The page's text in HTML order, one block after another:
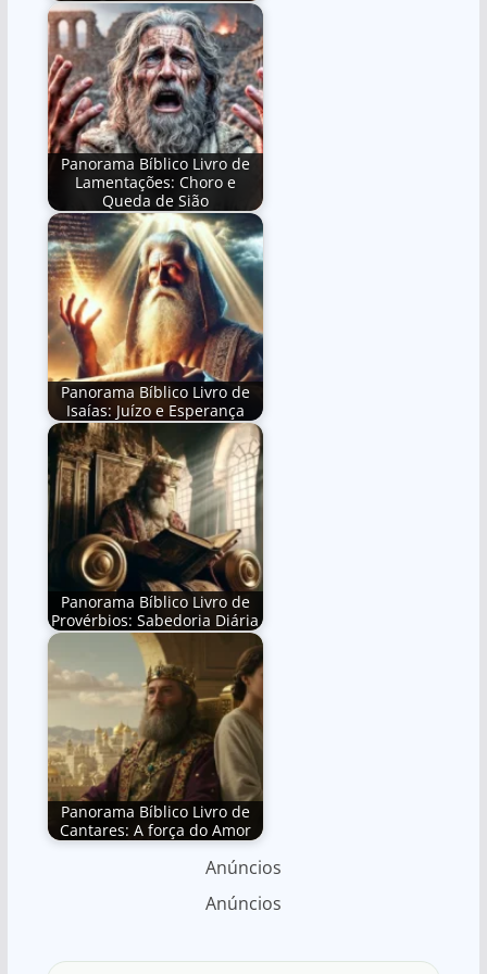
Panorama Bíblico Livro de
Lamentações: Choro e
Queda de Sião
Panorama Bíblico Livro de
Isaías: Juízo e Esperança
Panorama Bíblico Livro de
Provérbios: Sabedoria Diária
Panorama Bíblico Livro de
Cantares: A força do Amor
Anúncios
Anúncios